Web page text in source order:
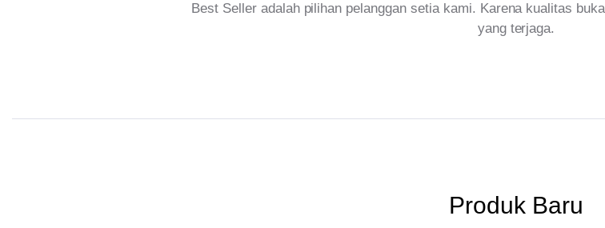
Best Seller adalah pilihan pelanggan setia kami. Karena kualitas
yang terjaga.
Produk Baru